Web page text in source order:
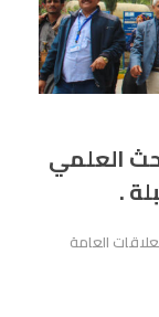
العلمي
.
العامة